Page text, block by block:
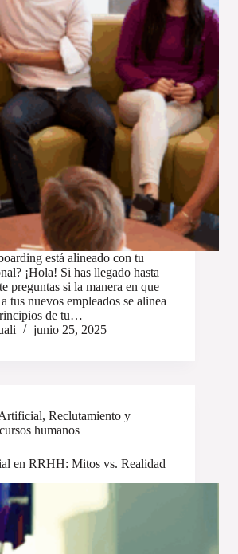
está alineado con tu
¡Hola! Si has llegado hasta
preguntas si la manera en que
tus nuevos empleados se alinea
de tu…
junio 25, 2025
, Reclutamiento y
humanos
en RRHH: Mitos vs. Realidad